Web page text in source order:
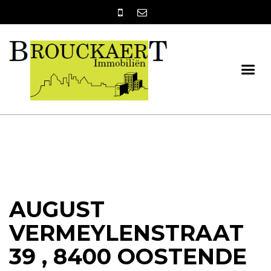
AUGUST
VERMEYLENSTRAAT
39 , 8400 OOSTENDE